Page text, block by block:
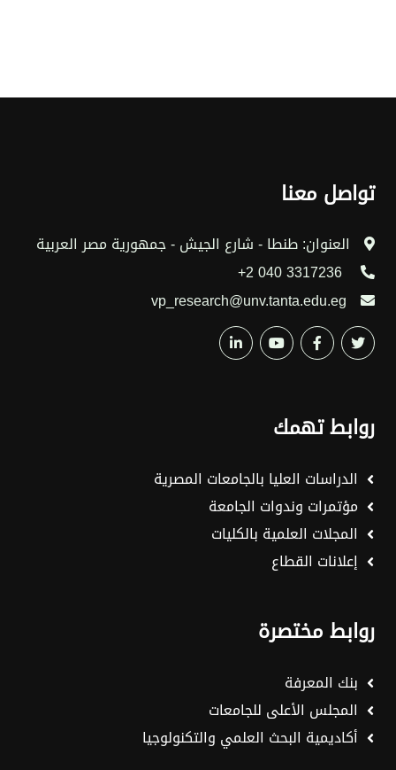
تواصل معنا
العنوان: طنطا - شارع الجيش - جمهورية مصر العربية
vp_research@unv.tanta.edu.eg
روابط تهمك
الدراسات العليا بالجامعات المصرية
مؤتمرات وندوات الجامعة
المجلات العلمية بالكليات
إعلانات القطاع
روابط مختصرة
بنك المعرفة
المجلس الأعلى للجامعات
أكاديمية البحث العلمي والتكنولوجيا